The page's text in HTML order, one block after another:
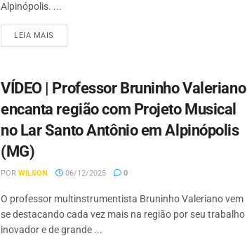
Alpinópolis. ...
LEIA MAIS
VÍDEO | Professor Bruninho Valeriano
encanta região com Projeto Musical
no Lar Santo Antônio em Alpinópolis
(MG)
POR WILSON 06/12/2025 0
O professor multinstrumentista Bruninho Valeriano vem
se destacando cada vez mais na região por seu trabalho
inovador e de grande ...